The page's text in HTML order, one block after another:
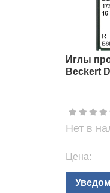
Иглы
Beckert
Нет в
Цена: